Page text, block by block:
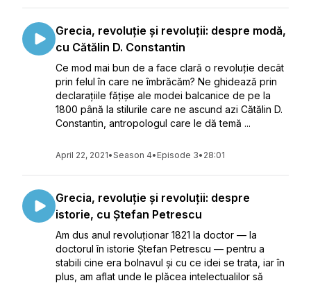
Grecia, revoluție și revoluții: despre modă,
cu Cătălin D. Constantin
Ce mod mai bun de a face clară o revoluție decât
prin felul în care ne îmbrăcăm? Ne ghidează prin
declarațiile fățișe ale modei balcanice de pe la
1800 până la stilurile care ne ascund azi Cătălin D.
Constantin, antropologul care le dă temă ...
April 22, 2021•Season 4• Episode 3• 28:01
Grecia, revoluție și revoluții: despre
istorie, cu Ștefan Petrescu
Am dus anul revoluționar 1821 la doctor — la
doctorul în istorie Ștefan Petrescu — pentru a
stabili cine era bolnavul și cu ce idei se trata, iar în
plus, am aflat unde le plăcea intelectualilor să